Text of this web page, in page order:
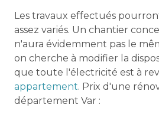
Les travaux effectués
assez variés. Un chantier
n'aura évidemment pas le
on cherche à modifier la
que toute l'électricité est à
appartement. Prix d'une
département Var :